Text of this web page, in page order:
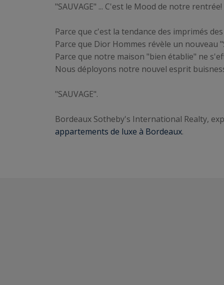
"SAUVAGE" ... C'est le Mood de notre rentrée!
Parce que c'est la tendance des imprimés
Parce que Dior Hommes révèle un nouveau
Parce que notre maison "bien établie" ne
Nous déployons notre nouvel esprit
"SAUVAGE".
Bordeaux Sotheby's International Realty,
appartements de luxe à Bordeaux.